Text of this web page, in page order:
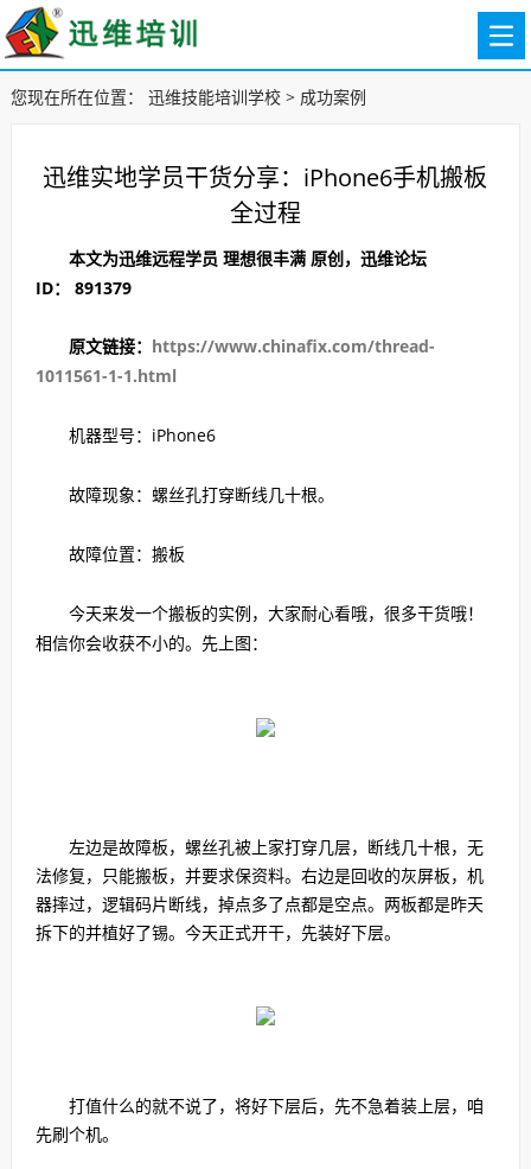
您现在所在位置： 迅维技能培训学校> 成功案例
迅维实地学员干货分享：iPhone6手机搬板
全过程
本文为迅维远程学员 理想很丰满原创，迅维论坛
ID：
891379
原文链接： https://www.chinafix.com/thread-
1011561-1-1.html
机器型号：iPhone6
故障现象：螺丝孔打穿断线几十根。
故障位置：搬板
今天来发一个搬板的实例，大家耐心看哦，很多干货哦！
相信你会收获不小的。先上图：
左边是故障板，螺丝孔被上家打穿几层，断线几十根，无
法修复，只能搬板，并要求保资料。右边是回收的灰屏板，机
器摔过，逻辑码片断线，掉点多了点都是空点。两板都是昨天
拆下的并植好了锡。今天正式开干，先装好下层。
打值什么的就不说了，将好下层后，先不急着装上层，咱
先刷个机。